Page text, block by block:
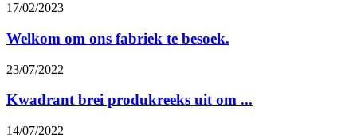
17/02/2023
Welkom om ons fabriek te besoek.
23/07/2022
Kwadrant brei produkreeks uit om ...
14/07/2022